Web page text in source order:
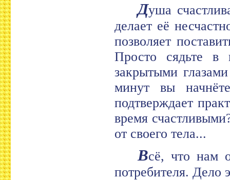
Душа
делает её
позволяет
Просто сядьте в
закрытыми
минут вы
подтверждает
время
от своего тела...
Всё, что нам
потребителя. Дело